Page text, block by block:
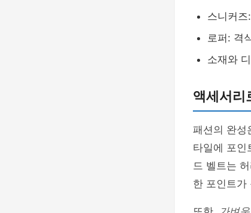
스니커
로퍼: 격
소재와
액세서리
패션의 완성
타일에 포인
드 벨트는
한 포인트가